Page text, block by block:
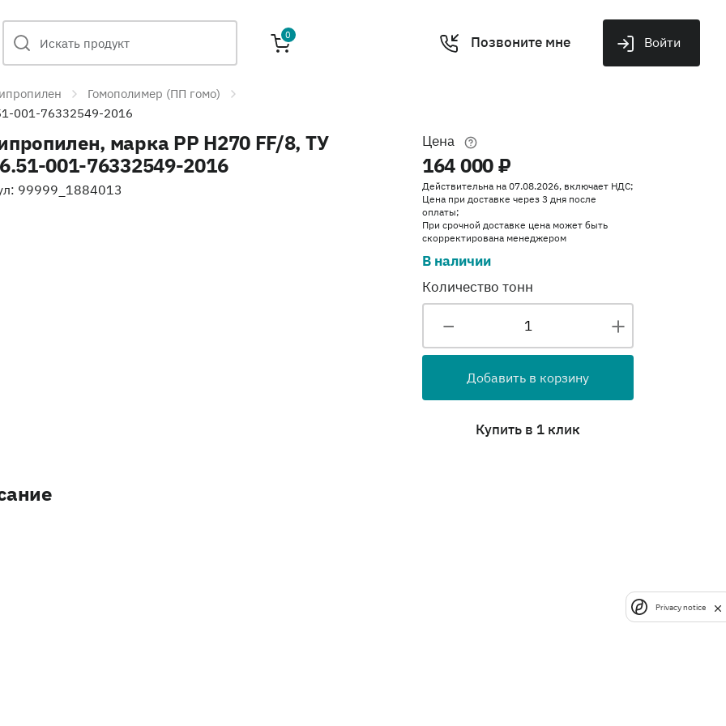
0 Позвоните мне Войти
Гомополимер (ПП гомо)
001-76332549-2016
марка PP H270 FF/8, ТУ
001-76332549-2016
99999_1884013
Цена
164 000 ₽
Действительна на 07.08.2026, включает НДС;
Цена при доставке через 3 дня после
оплаты;
При срочной доставке цена может быть
скорректирована менеджером
В наличии
Количество тонн
Добавить в корзину
Купить в 1 клик
Privacy notice